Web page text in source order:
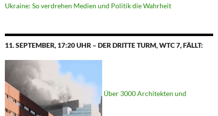
Ukraine: So verdrehen Medien und Politik die Wahrheit
11. SEPTEMBER, 17:20 UHR – DER DRITTE TURM, WTC 7, FÄLLT:
Über 3000 Architekten und